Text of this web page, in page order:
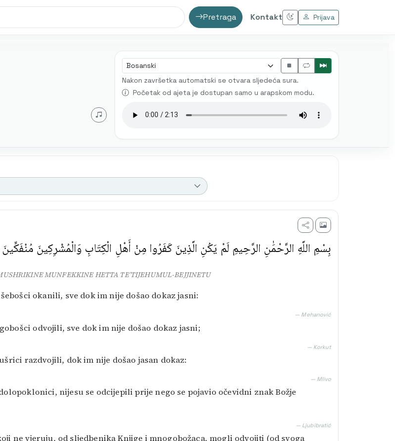
Pretraga Kontakt Prijava
Jezik audia
Nakon završetka automatski se otvara sljedeća sura.
Početak od ajeta je dostupan samo u arapskom modu.
بِسْمِ اللَّهِ الرَّحْمَٰنِ الرَّحِيمِ لَمْ يَكُنِ الَّذِينَ كَفَرُوا مِنْ أَهْلِ الْكِتَابِ وَالْمُشْرِكِينَ
MUNFEKKINE HETTA TE’TIJEHUMUL-BEJJINETU
okanili, sve dok im nije došao dokaz jasni:
— Mehanović
odvojili, sve dok im nije došao dokaz jasni;
— Korkut
razdvojili, dok im nije došao jasan dokaz:
— Mlivo
nijesu se odcijepili prije nego se pojavio očevidni znak Božje
— Ljubibratić
ne vjeruju, od sljedbenika Knjige i mnogobožaca, mogli odvojiti (od svoga